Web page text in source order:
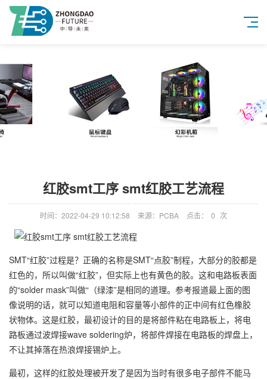
红胶smt工序 smt红胶工艺流程
时间：2022-04-29 10:12:58 来源：PCBA 点击： 0 次
SMT“红胶”过程是？正确的名称是SMT“点胶”制程，大部分的胶都是
红色的，所以叫做“红胶”，但实际上也有黄色的胶。这和电路板表面
的“solder mask”叫做“（绿漆”是相同的道理。参考报道最上面的图
像说明的话，就可以知道电阻和容量等小部件的正中间有红色橡胶
状物体。这是红胶，最初设计的目的是将部件粘在电路板上，将电
路板通过波焊接wave soldering炉，将部件焊接在电路板的焊盘上，
不让其掉落在热浪焊接锡炉上。
最初，这样的红胶处理被开发了是因为当时有很多电子部件不能马